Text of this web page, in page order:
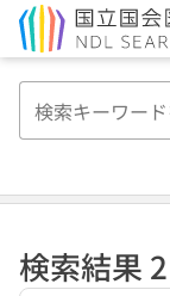
検索結果